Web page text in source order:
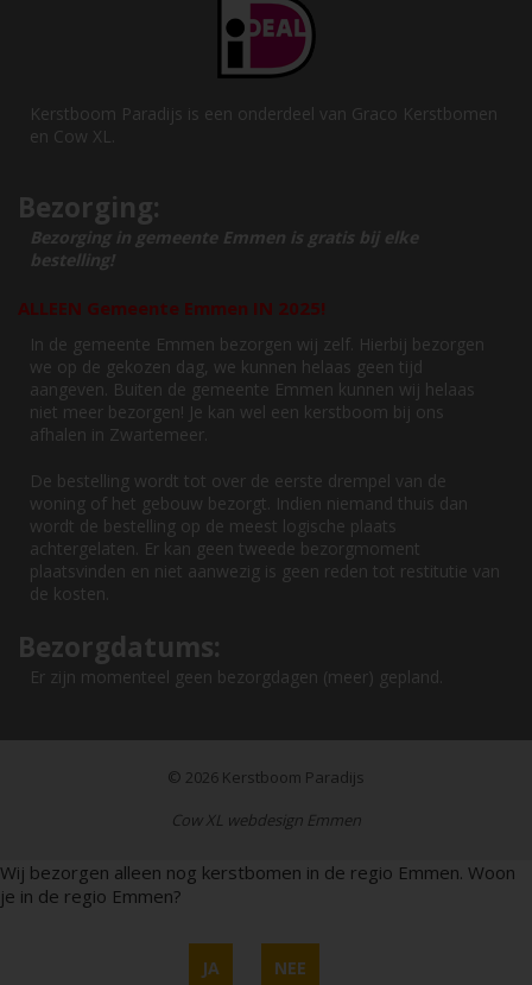
Kerstboom Paradijs is een onderdeel van Graco Kerstbomen
en Cow XL.
Bezorging:
Bezorging in gemeente Emmen is gratis bij elke
bestelling!
ALLEEN Gemeente Emmen IN 2025!
In de gemeente Emmen bezorgen wij zelf. Hierbij bezorgen
we op de gekozen dag, we kunnen helaas geen tijd
aangeven. Buiten de gemeente Emmen kunnen wij helaas
niet meer bezorgen! Je kan wel een kerstboom bij ons
afhalen in Zwartemeer.
De bestelling wordt tot over de eerste drempel van de
woning of het gebouw bezorgt. Indien niemand thuis dan
wordt de bestelling op de meest logische plaats
achtergelaten. Er kan geen tweede bezorgmoment
plaatsvinden en niet aanwezig is geen reden tot restitutie van
de kosten.
Bezorgdatums:
Er zijn momenteel geen bezorgdagen (meer) gepland.
© 2026 Kerstboom Paradijs
Cow XL webdesign Emmen
Wij bezorgen alleen nog kerstbomen in de regio Emmen. Woon
je in de regio Emmen?
JA NEE